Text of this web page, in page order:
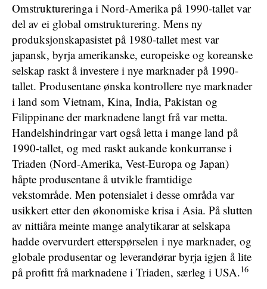
Omstruktureringa i Nord-Amerika på 1990-tallet var
del av ei global omstrukturering. Mens ny
produksjonskapasistet på 1980-tallet mest var
japansk, byrja amerikanske, europeiske og koreanske
selskap raskt å investere i nye marknader på 1990-
tallet. Produsentane ønska kontrollere nye marknader
i land som Vietnam, Kina, India, Pakistan og
Filippinane der marknadene langt frå var metta.
Handelshindringar vart også letta i mange land på
1990-tallet, og med raskt aukande konkurranse i
Triaden (Nord-Amerika, Vest-Europa og Japan)
håpte produsentane å utvikle framtidige
vekstområde. Men potensialet i desse områda var
usikkert etter den økonomiske krisa i Asia. På slutten
av nittiåra meinte mange analytikarar at selskapa
hadde overvurdert etterspørselen i nye marknader, og
globale produsentar og leverandørar byrja igjen å lite
på profitt frå marknadene i Triaden, særleg i USA.16